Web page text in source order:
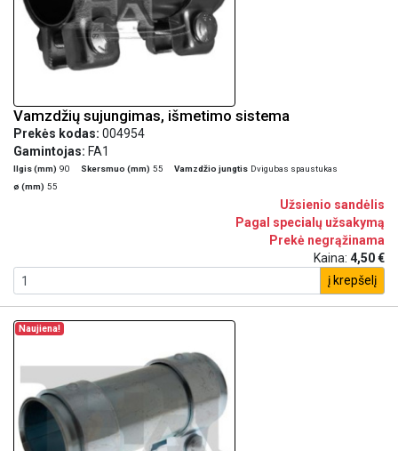
Vamzdžių sujungimas, išmetimo sistema
Prekės kodas: 004954
Gamintojas: FA1
Ilgis (mm) 90 Skersmuo (mm) 55 Vamzdžio jungtis Dvigubas spaustukas
ø (mm) 55
Užsienio sandėlis
Pagal specialų užsakymą
Prekė negrąžinama
Kaina: 4,50 €
į krepšelį
Naujiena!